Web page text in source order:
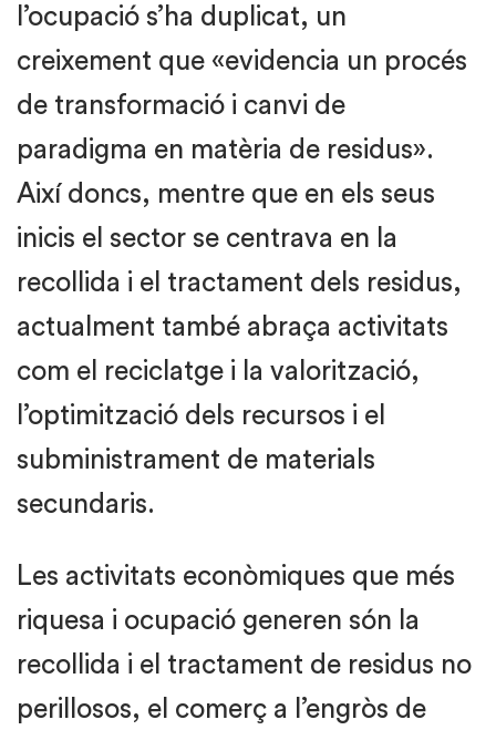
l’ocupació s’ha duplicat, un
creixement que «evidencia un procés
de transformació i canvi de
paradigma en matèria de residus».
Així doncs, mentre que en els seus
inicis el sector se centrava en la
recollida i el tractament dels residus,
actualment també abraça activitats
com el reciclatge i la valorització,
l’optimització dels recursos i el
subministrament de materials
secundaris.
Les activitats econòmiques que més
riquesa i ocupació generen són la
recollida i el tractament de residus no
perillosos, el comerç a l’engròs de